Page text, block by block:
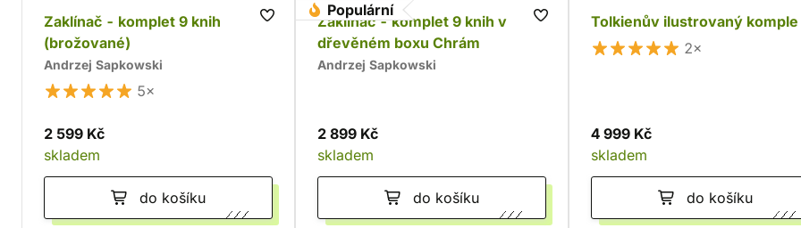
Zaklínač - komplet 9 knih
(brožované)
Andrzej Sapkowski
5×
2 599 Kč
skladem
do košíku
Populární
Zaklínač - komplet 9 knih v
dřevěném boxu Chrám
Andrzej Sapkowski
2 899 Kč
skladem
do košíku
Tolkienův ilustrovaný komplet
2×
4 999 Kč
skladem
do košíku